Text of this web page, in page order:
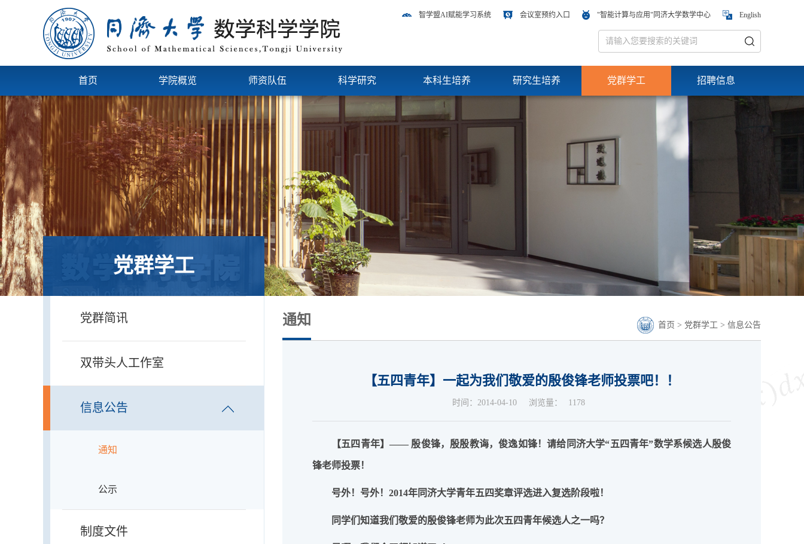
智学盟AI赋能学习系统 会议室预约入口 "智能计算与应用"同济大学数学中心 English
首页 学院概览 师资队伍 科学研究 本科生培养 研究生培养 党群学工 招聘信息
党群学工
党群简讯
双带头人工作室
信息公告
通知
公示
制度文件
通知 首页 > 党群学工 > 信息公告
【五四青年】一起为我们敬爱的殷俊锋老师投票吧！！
时间：2014-04-10 浏览量： 1178
【五四青年】—— 殷俊锋，殷殷教诲，俊逸如锋！请给同济大学“五四青年”数学系候选人殷俊
锋老师投票！
号外！号外！ 2014年同济大学青年五四奖章评选进入复选阶段啦！
同学们知道我们敬爱的殷俊锋老师为此次五四青年候选人之一吗？